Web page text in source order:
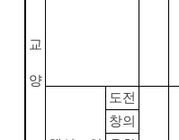
교
양
도전
창의